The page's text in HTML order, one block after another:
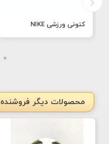
کتونی ورزشی NIKE
محصولات دیگر فروشنده